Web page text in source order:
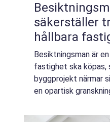
säkerställer
hållbara
Besiktningsman är
fastighet ska köpas,
byggprojekt närmar
en opartisk
byggnadens